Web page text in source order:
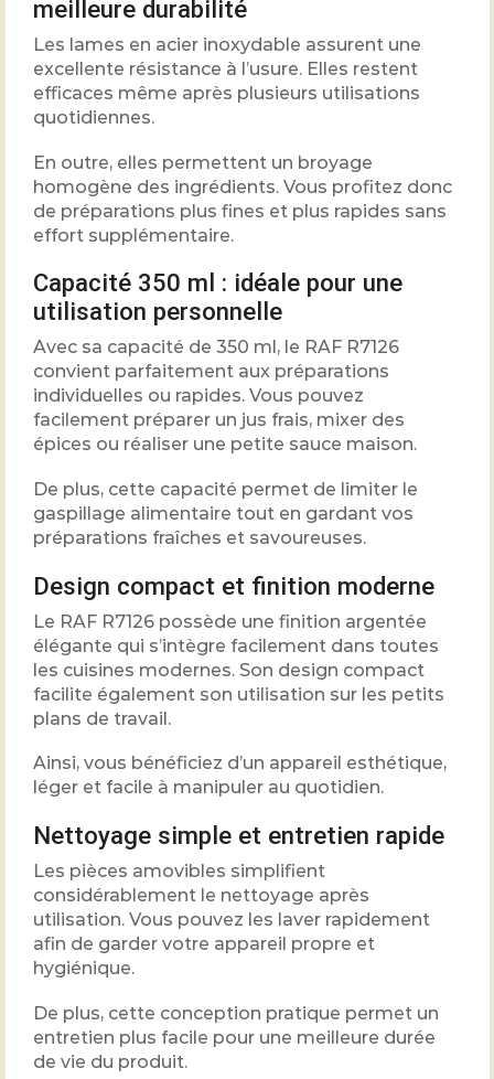
meilleure durabilité
Les lames en acier inoxydable assurent une
excellente résistance à l’usure. Elles restent
efficaces même après plusieurs utilisations
quotidiennes.
En outre, elles permettent un broyage
homogène des ingrédients. Vous profitez donc
de préparations plus fines et plus rapides sans
effort supplémentaire.
Capacité 350 ml : idéale pour une
utilisation personnelle
Avec sa capacité de 350 ml, le RAF R7126
convient parfaitement aux préparations
individuelles ou rapides. Vous pouvez
facilement préparer un jus frais, mixer des
épices ou réaliser une petite sauce maison.
De plus, cette capacité permet de limiter le
gaspillage alimentaire tout en gardant vos
préparations fraîches et savoureuses.
Design compact et finition moderne
Le RAF R7126 possède une finition argentée
élégante qui s’intègre facilement dans toutes
les cuisines modernes. Son design compact
facilite également son utilisation sur les petits
plans de travail.
Ainsi, vous bénéficiez d’un appareil esthétique,
léger et facile à manipuler au quotidien.
Nettoyage simple et entretien rapide
Les pièces amovibles simplifient
considérablement le nettoyage après
utilisation. Vous pouvez les laver rapidement
afin de garder votre appareil propre et
hygiénique.
De plus, cette conception pratique permet un
entretien plus facile pour une meilleure durée
de vie du produit.